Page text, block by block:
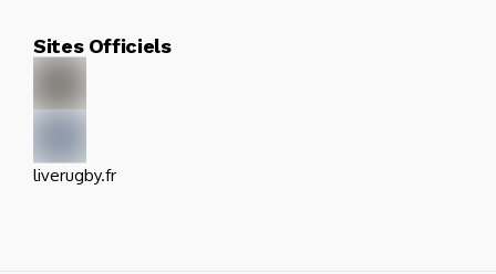
Sites Officiels
liverugby.fr